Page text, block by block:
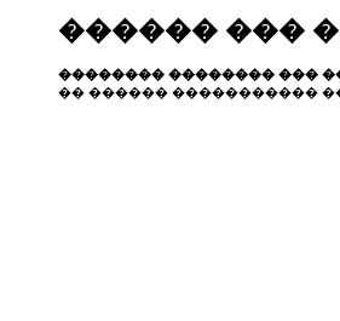
������ ���
�������� �������� ���
�� ������ �����������